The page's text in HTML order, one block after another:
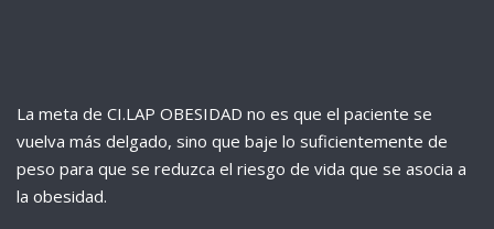
La meta de CI.LAP OBESIDAD no es que el paciente se
vuelva más delgado, sino que baje lo suficientemente de
peso para que se reduzca el riesgo de vida que se asocia a
la obesidad.